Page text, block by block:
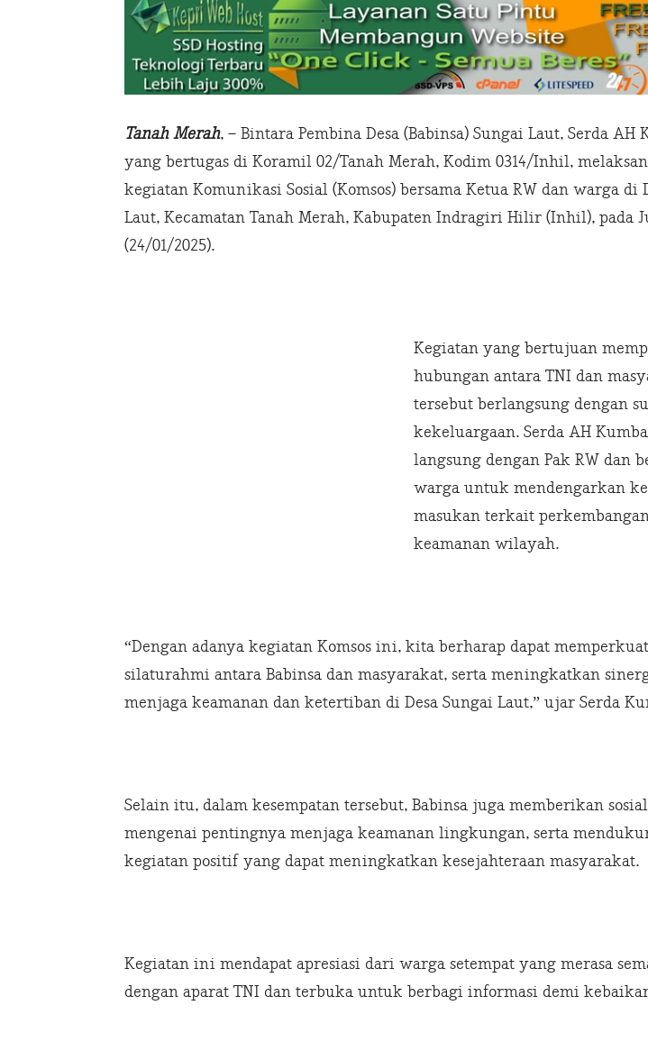
Tanah Merah, – Bintara Pembina Desa (Babinsa) Sungai Laut, Serda AH
yang bertugas di Koramil 02/Tanah Merah, Kodim 0314/Inhil,
kegiatan Komunikasi Sosial (Komsos) bersama Ketua RW dan warga di
Laut, Kecamatan Tanah Merah, Kabupaten Indragiri Hilir (Inhil), pada
(24/01/2025).
Kegiatan yang bertujuan
hubungan antara TNI dan
tersebut berlangsung dengan
kekeluargaan. Serda AH
langsung dengan Pak RW dan
warga untuk mendengarkan
masukan terkait
keamanan wilayah.
“Dengan adanya kegiatan Komsos ini, kita berharap dapat
silaturahmi antara Babinsa dan masyarakat, serta meningkatkan
menjaga keamanan dan ketertiban di Desa Sungai Laut,” ujar Serda
Selain itu, dalam kesempatan tersebut, Babinsa juga memberikan
mengenai pentingnya menjaga keamanan lingkungan, serta
kegiatan positif yang dapat meningkatkan kesejahteraan masyarakat.
Kegiatan ini mendapat apresiasi dari warga setempat yang merasa
dengan aparat TNI dan terbuka untuk berbagi informasi demi